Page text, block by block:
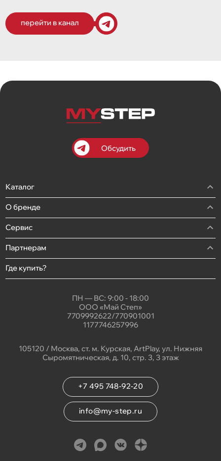
перейти в канал
Обсудить
Каталог
О бренде
Сервис
Партнерам
Где купить?
ПН — ВС: 9:00 - 18:00
ООО «Май Степ»
7709992622/770901001
1177746257996
105120 / Москва, ст. м. Курская, ArtPlay, ул. Нижняя
Сыромятническая, д. 10, стр. 3, 3 этаж
+7 495 748-92-20
info@my-step.ru